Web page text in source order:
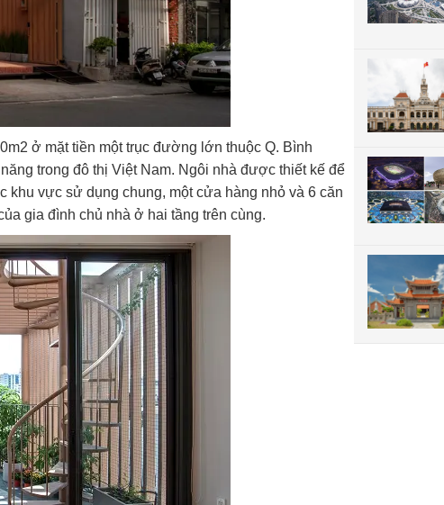
ở mặt tiền một trục đường lớn thuộc Q. Bình
trong đô thị Việt Nam. Ngôi nhà được thiết kế để
vực sử dụng chung, một cửa hàng nhỏ và 6 căn
gia đình chủ nhà ở hai tầng trên cùng.